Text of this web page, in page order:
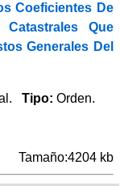
Coeficientes De
Que
Generales Del
Tipo: Orden.
Tamaño:4204 kb